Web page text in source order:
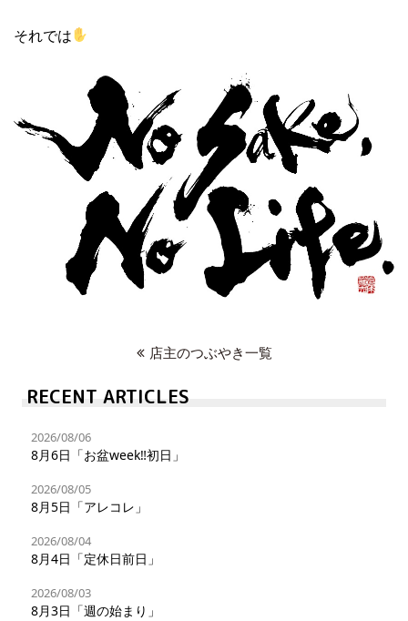
それでは
店主のつぶやき一覧
RECENT ARTICLES
2026/08/06
8月6日「お盆week‼︎初日」
2026/08/05
8月5日「アレコレ」
2026/08/04
8月4日「定休日前日」
2026/08/03
8月3日「週の始まり」